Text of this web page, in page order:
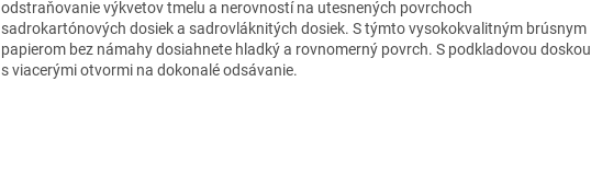
odstraňovanie výkvetov tmelu a nerovností na utesnených povrchoch
sadrokartónových dosiek a sadrovláknitých dosiek. S týmto vysokokvalitným brúsnym
papierom bez námahy dosiahnete hladký a rovnomerný povrch. S podkladovou doskou
s viacerými otvormi na dokonalé odsávanie.